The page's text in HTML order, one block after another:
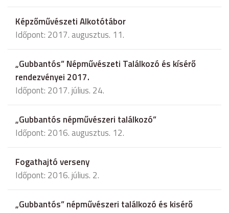
Képzőművészeti Alkotótábor
Időpont: 2017. augusztus. 11.
„Gubbantós” Népművészeti Találkozó és kísérő
rendezvényei 2017.
Időpont: 2017. július. 24.
„Gubbantós népművészeri találkozó”
Időpont: 2016. augusztus. 12.
Fogathajtó verseny
Időpont: 2016. július. 2.
„Gubbantós” népművészeri találkozó és kisérő